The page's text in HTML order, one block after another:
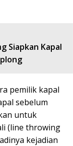
Siapkan Kapal
pemilik kapal
sebelum
untuk
(line throwing
kejadian